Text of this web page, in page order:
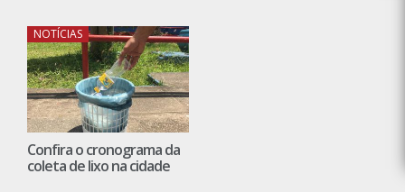
NOTÍCIAS
Confira o cronograma da
coleta de lixo na cidade